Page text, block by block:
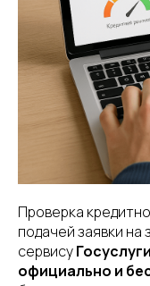
Проверка
подачей заявки на
сервисуГосуслуги
официально и